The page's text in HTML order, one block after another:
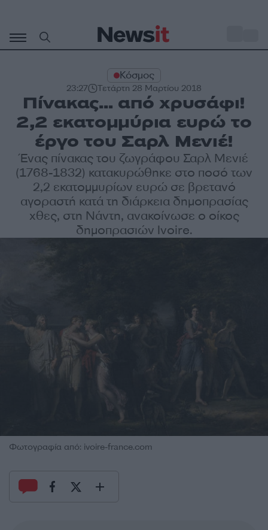
περιεχόμενο
Κόσμος
23:27 Τετάρτη 28 Μαρτίου 2018
Πίνακας… από χρυσάφι!
2,2 εκατομμύρια ευρώ το
έργο του Σαρλ Μενιέ!
Ένας πίνακας του ζωγράφου Σαρλ Μενιέ
(1768-1832) κατακυρώθηκε στο ποσό των
2,2 εκατομμυρίων ευρώ σε βρετανό
αγοραστή κατά τη διάρκεια δημοπρασίας
χθες, στη Νάντη, ανακοίνωσε ο οίκος
δημοπρασιών Ivoire.
Φωτογραφία από: ivoire-france.com